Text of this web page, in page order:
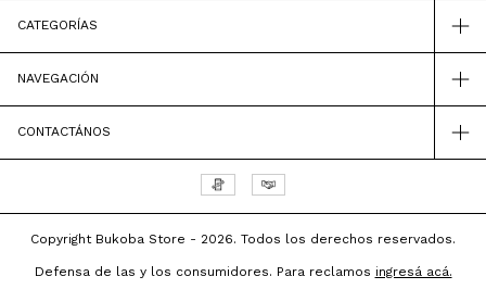
CATEGORÍAS
NAVEGACIÓN
CONTACTÁNOS
Copyright Bukoba Store - 2026. Todos los derechos reservados.
Defensa de las y los consumidores. Para reclamos ingresá acá.